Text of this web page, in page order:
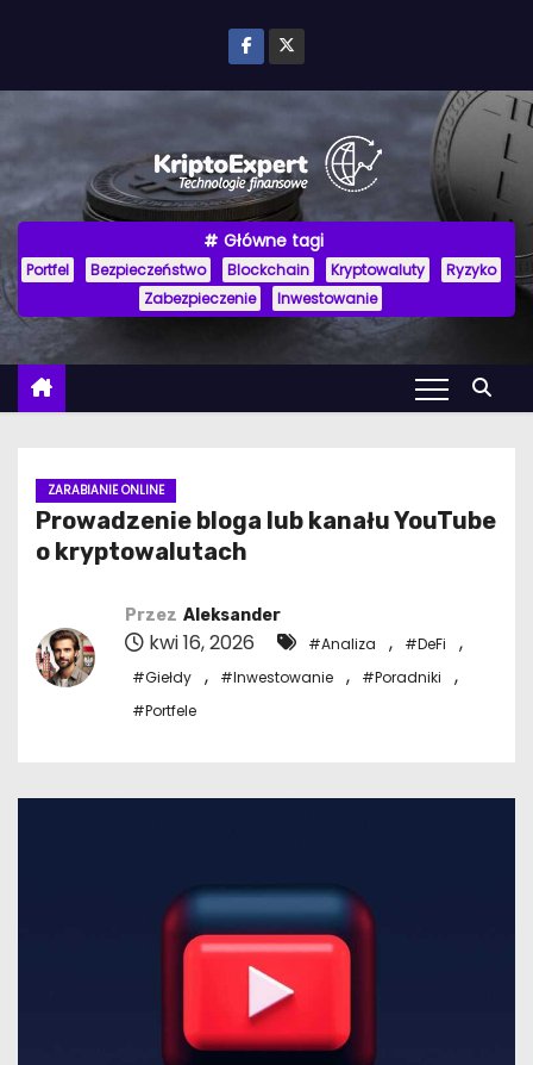
j
ź
o
t
ś
Główne tagi
Portfel Bezpieczeństwo Blockchain Kryptowaluty
Ryzyko
Zabezpieczenie
Inwestowanie
ZARABIANIE ONLINE
Prowadzenie bloga lub kanału YouTube
o kryptowalutach
Przez Aleksander
kwi 16, 2026 #Analiza , #DeFi ,
#Giełdy , #Inwestowanie , #Poradniki ,
#Portfele